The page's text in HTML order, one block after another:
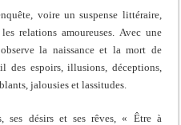
voire un suspense littéraire,
relations amoureuses. Avec une
la naissance et la mort de
des espoirs, illusions, déceptions,
jalousies et lassitudes.
ses désirs et ses rêves, « Être à